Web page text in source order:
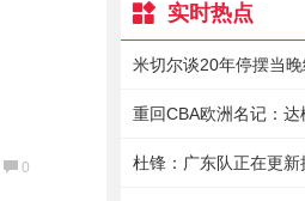
0
实时热点